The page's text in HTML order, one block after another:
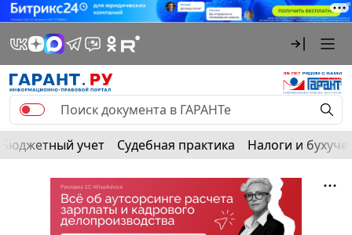
Бюджетный учет Судебная практика Налоги и